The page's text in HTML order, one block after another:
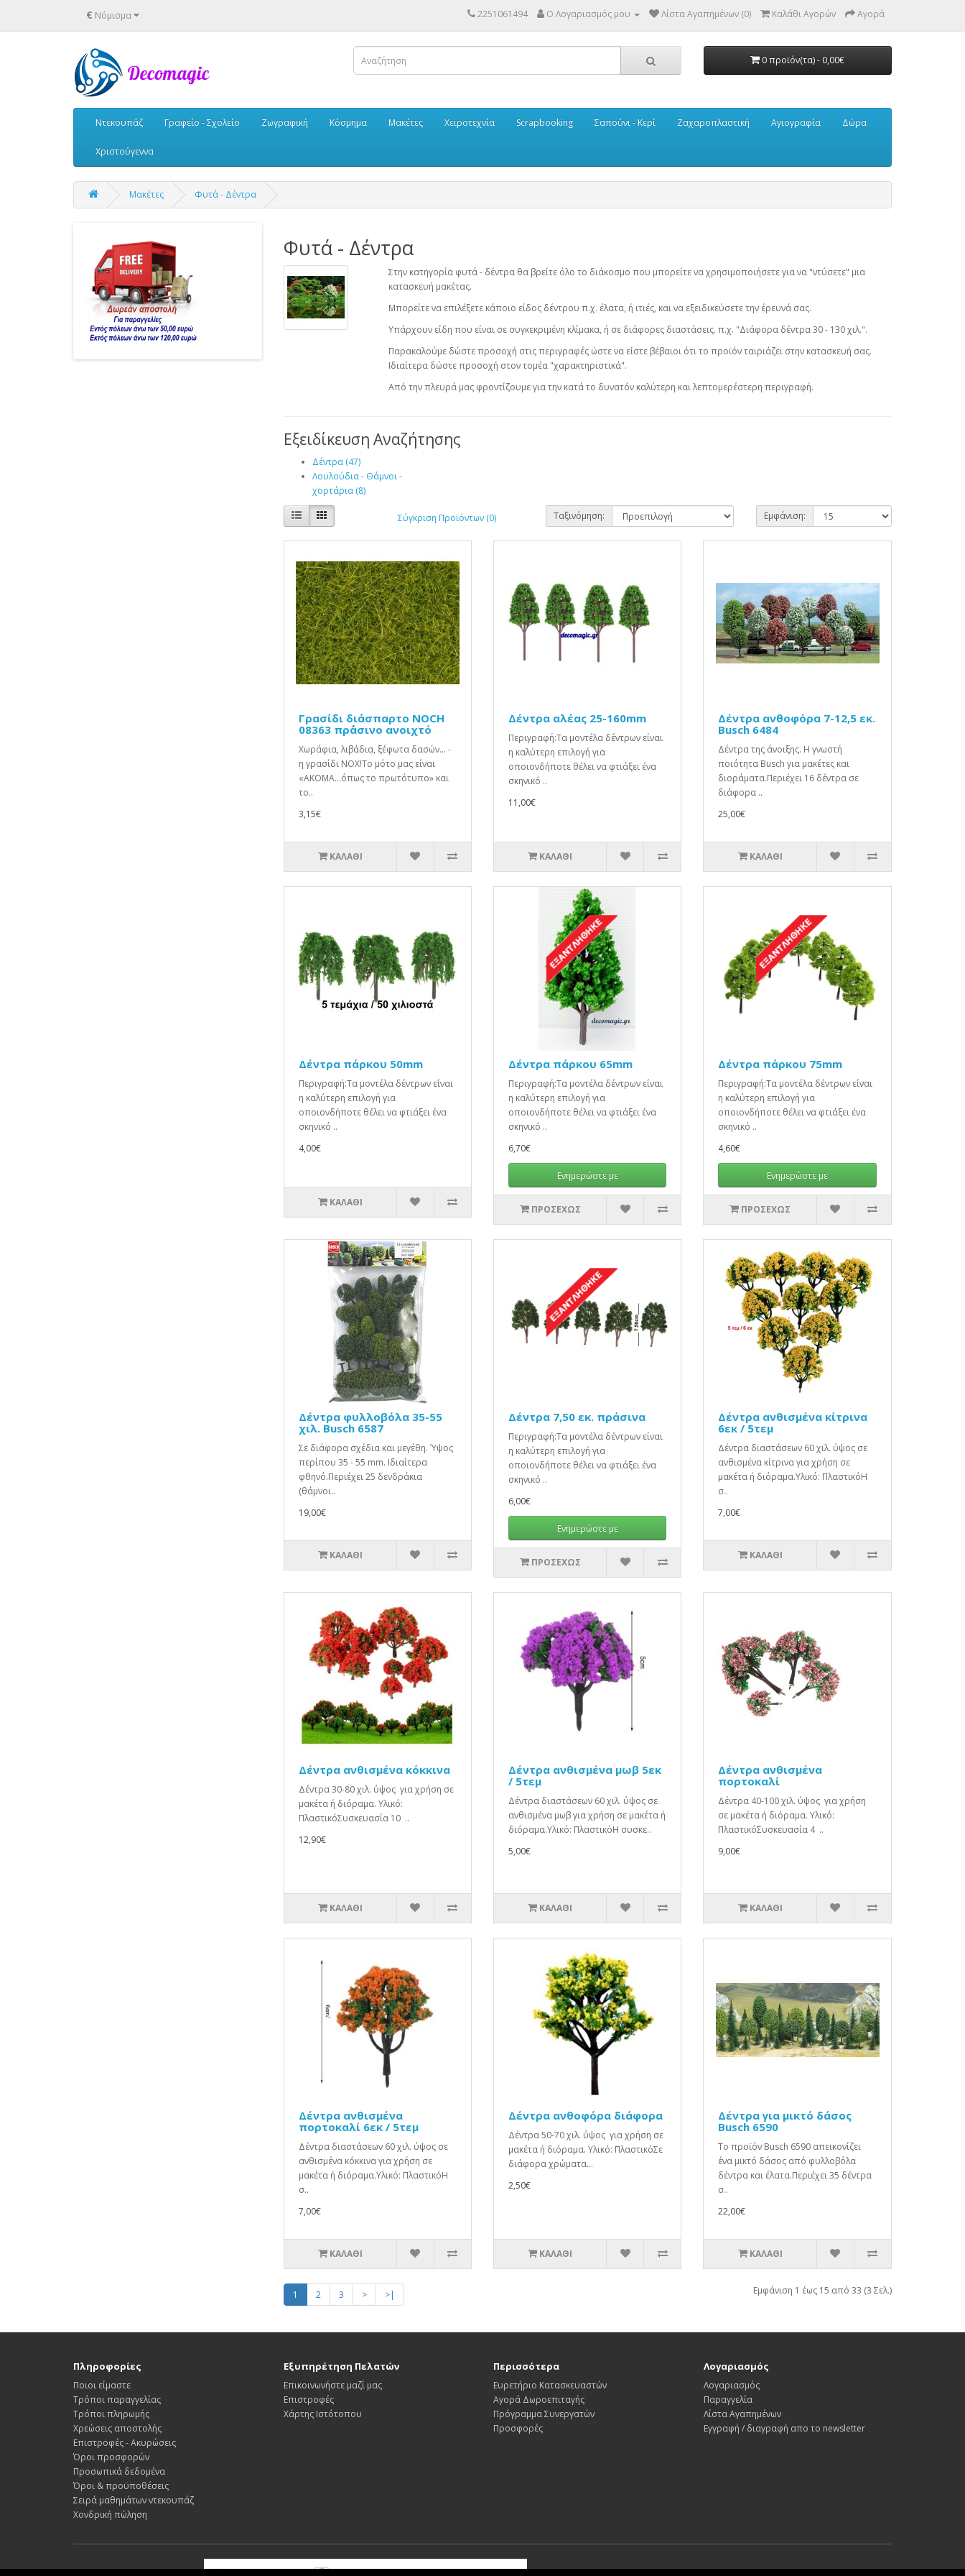
€ Νόμισμα 2251061494 Ο Λογαριασμός μου Λίστα Αγαπημένων (0) Καλάθι Αγορών Αγορά
0 προϊόν(τα) - 0,00€
Ντεκουπάζ Γραφείο - Σχολείο Ζωγραφική Κόσμημα Μακέτες Χειροτεχνία Scrapbooking Σαπούνι - Κερί Ζαχαροπλαστική Αγιογραφία Δώρα
Χριστούγεννα
Μακέτες Φυτά - Δέντρα
Φυτά - Δέντρα
Στην κατηγορία φυτά - δέντρα θα βρείτε όλο το διάκοσμο που μπορείτε να χρησιμοποιήσετε για να "ντύσετε" μια
κατασκευή μακέτας.
Μπορείτε να επιλέξετε κάποιο είδος δέντρου π.χ. έλατα, ή ιτιές, και να εξειδικεύσετε την έρευνά σας.
Υπάρχουν είδη που είναι σε συγκεκριμένη κλίμακα, ή σε διάφορες διαστάσεις. π.χ. "Διάφορα δέντρα 30 - 130 χιλ.".
Παρακαλούμε δώστε προσοχή στις περιγραφές ώστε να είστε βέβαιοι ότι το προϊόν ταιριάζει στην κατασκευή σας.
Ιδιαίτερα δώστε προσοχή στον τομέα "χαρακτηριστικά".
Από την πλευρά μας φροντίζουμε για την κατά το δυνατόν καλύτερη και λεπτομερέστερη περιγραφή.
Εξειδίκευση Αναζήτησης
Δέντρα (47)
Λουλούδια - Θάμνοι -
χορτάρια (8)
Σύγκριση Προϊόντων (0) Ταξινόμηση: Εμφάνιση:
Γρασίδι διάσπαρτο NOCH
08363 πρ΄άσινο ανοιχτό
Χωράφια, λιβάδια, ξέφωτα δασών... -
η γρασίδι ΝΟΧ!Το μότο μας είναι
«ΑΚΟΜΑ…όπως το πρωτότυπο» και
το..
3,15€
ΚΑΛΆΘΙ
Δέντρα αλέας 25-160mm
Περιγραφή:Τα μοντέλα δέντρων είναι
η καλύτερη επιλογή για
οποιονδήποτε θέλει να φτιάξει ένα
σκηνικό ..
11,00€
ΚΑΛΆΘΙ
Δέντρα ανθοφόρα 7-12,5 εκ.
Busch 6484
Δέντρα της άνοιξης. Η γνωστή
ποιότητα Busch για μακέτες και
διοράματα.Περιέχει 16 δέντρα σε
διάφορα ..
25,00€
ΚΑΛΆΘΙ
Δέντρα πάρκου 50mm
Περιγραφή:Τα μοντέλα δέντρων είναι
η καλύτερη επιλογή για
οποιονδήποτε θέλει να φτιάξει ένα
σκηνικό ..
4,00€
ΚΑΛΆΘΙ
Δέντρα πάρκου 65mm
Περιγραφή:Τα μοντέλα δέντρων είναι
η καλύτερη επιλογή για
οποιονδήποτε θέλει να φτιάξει ένα
σκηνικό ..
6,70€
Ενημερώστε με
ΠΡΟΣΕΧΏΣ
Δέντρα πάρκου 75mm
Περιγραφή:Τα μοντέλα δέντρων είναι
η καλύτερη επιλογή για
οποιονδήποτε θέλει να φτιάξει ένα
σκηνικό ..
4,60€
Ενημερώστε με
ΠΡΟΣΕΧΏΣ
Δέντρα φυλλοβόλα 35-55
χιλ. Busch 6587
Σε διάφορα σχέδια και μεγέθη. Ύψος
περίπου 35 - 55 mm. Ιδιαίτερα
φθηνό.Περιέχει 25 δενδράκια
(θάμνοι..
19,00€
ΚΑΛΆΘΙ
Δέντρα 7,50 εκ. πράσινα
Περιγραφή:Τα μοντέλα δέντρων είναι
η καλύτερη επιλογή για
οποιονδήποτε θέλει να φτιάξει ένα
σκηνικό ..
6,00€
Ενημερώστε με
ΠΡΟΣΕΧΏΣ
Δέντρα ανθισμένα κίτρινα
6εκ / 5τεμ
Δέντρα διαστάσεων 60 χιλ. ύψος σε
ανθισμένα κίτρινα για χρήση σε
μακέτα ή διόραμα.Υλικό: ΠλαστικόΗ
σ..
7,00€
ΚΑΛΆΘΙ
Δέντρα ανθισμένα κόκκινα
Δέντρα 30-80 χιλ. ύψος για χρήση σε
μακέτα ή διόραμα. Υλικό:
ΠλαστικόΣυσκευασία 10 ..
12,90€
ΚΑΛΆΘΙ
Δέντρα ανθισμένα μωβ 5εκ
/ 5τεμ
Δέντρα διαστάσεων 60 χιλ. ύψος σε
ανθισμένα μωβ για χρήση σε μακέτα ή
διόραμα.Υλικό: ΠλαστικόΗ συσκε..
5,00€
ΚΑΛΆΘΙ
Δέντρα ανθισμένα
πορτοκαλί
Δέντρα 40-100 χιλ. ύψος για χρήση
σε μακέτα ή διόραμα. Υλικό:
ΠλαστικόΣυσκευασία 4 ..
9,00€
ΚΑΛΆΘΙ
Δέντρα ανθισμένα
πορτοκαλί 6εκ / 5τεμ
Δέντρα διαστάσεων 60 χιλ. ύψος σε
ανθισμένα κόκκινα για χρήση σε
μακέτα ή διόραμα.Υλικό: ΠλαστικόΗ
σ..
7,00€
ΚΑΛΆΘΙ
Δέντρα ανθοφόρα διάφορα
Δέντρα 50-70 χιλ. ύψος για χρήση σε
μακέτα ή διόραμα. Υλικό: ΠλαστικόΣε
διάφορα χρώματα...
2,50€
ΚΑΛΆΘΙ
Δέντρα για μικτό δάσος
Busch 6590
Το προϊόν Busch 6590 απεικονίζει
ένα μικτό δάσος από φυλλοβόλα
δέντρα και έλατα.Περιέχει 35 δέντρα
σ..
22,00€
ΚΑΛΆΘΙ
1 2 3 > >| Εμφάνιση 1 έως 15 από 33 (3 Σελ.)
Πληροφορίες
Ποιοι είμαστε
Τρόποι παραγγελίας
Τρόποι πληρωμής
Χρεώσεις αποστολής
Επιστροφές - Ακυρώσεις
Όροι προσφορών
Προσωπικά δεδομένα
Όροι & προϋποθέσεις
Σειρά μαθημάτων ντεκουπάζ
Χονδρική πώληση
Εξυπηρέτηση Πελατών
Επικοινωνήστε μαζί μας
Επιστροφές
Χάρτης Ιστότοπου
Περισσότερα
Ευρετήριο Κατασκευαστών
Αγορά Δωροεπιταγής
Πρόγραμμα Συνεργατών
Προσφορές
Λογαριασμός
Λογαριασμός
Παραγγελία
Λίστα Αγαπημένων
Εγγραφή / διαγραφή απο το newsletter